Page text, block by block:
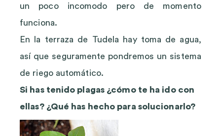
un poco incomodo pero de momento
funciona.
En la terraza de Tudela hay toma de agua,
así que seguramente pondremos un sistema
de riego automático.
Si has tenido plagas ¿cómo te ha ido con
ellas? ¿Qué has hecho para solucionarlo?